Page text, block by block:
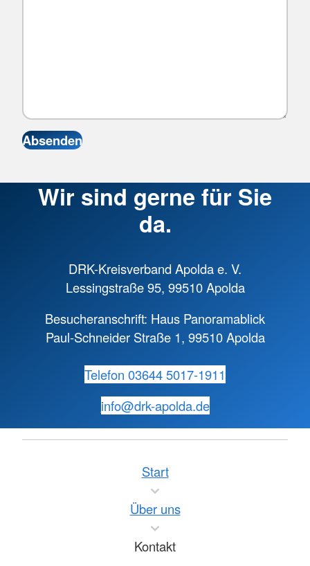
Wir sind gerne für Sie
da.
DRK-Kreisverband Apolda e. V.
Lessingstraße 95, 99510 Apolda
Besucheranschrift: Haus Panoramablick
Paul-Schneider Straße 1, 99510 Apolda
Telefon 03644 5017-1911
info@drk-apolda.de
Start
Über uns
Kontakt